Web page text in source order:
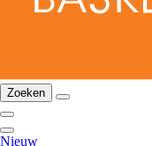
Zoeken
Nieuw